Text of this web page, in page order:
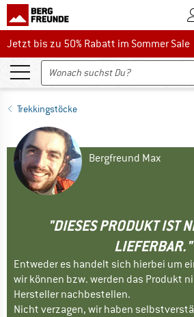
Jetzt bis zu 50% Rabatt im Sommer Sale
Jetzt bis zu 50% Rabatt im Sommer
Trekkingstöcke
Bergfreund Max
"DIESES PRODUKT IST
LIEFERBAR."
Entweder es handelt sich hierbei um
wir können bzw. werden das Produkt
Hersteller nachbestellen.
Nicht verzagen, wir haben